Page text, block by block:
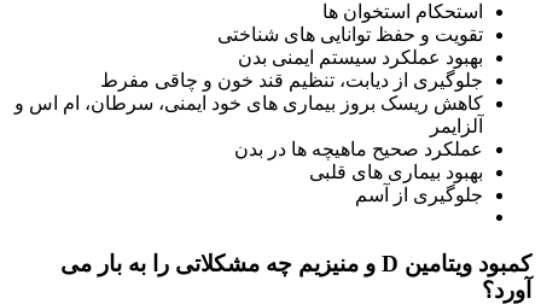
استحکام استخوان ها
تقویت و حفظ توانایی های شناختی
بهبود عملکرد سیستم ایمنی بدن
جلوگیری از دیابت، تنظیم قند خون و چاقی مفرط
کاهش ریسک بروز بیماری های خود ایمنی، سرطان، ام اس و
آلزایمر
عملکرد صحیح ماهیچه ها در بدن
بهبود بیماری های قلبی
جلوگیری از آسم
کمبود ویتامین D و منیزیم چه مشکلاتی را به بار می
آورد؟